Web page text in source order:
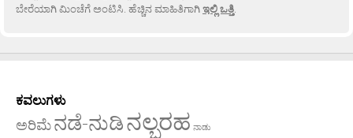
ಬೇರೆಯಾಗಿ ಮಿಂಚೆಗೆ ಅಂಟಿಸಿ. ಹೆಚ್ಚಿನ ಮಾಹಿತಿಗಾಗಿಇಲ್ಲಿ ಒತ್ತಿ
ಕವಲುಗಳು
ಅರಿಮೆನಡೆ-ನುಡಿನಲ್ಬರಹ ನಾಡು